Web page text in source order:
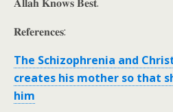
𝐑𝐞𝐟𝐞𝐫𝐞𝐧𝐜𝐞𝐬:
The Schizophrenia and
creates his mother so that
him